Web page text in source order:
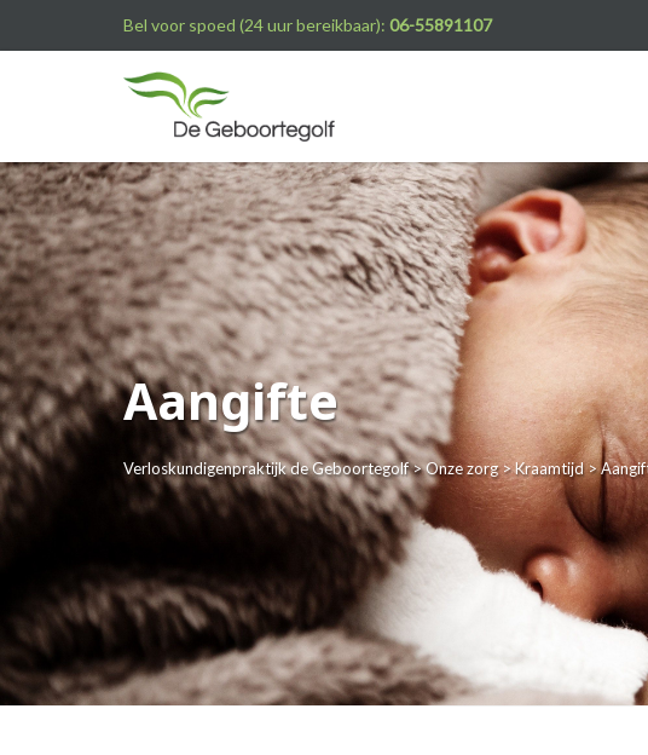
Bel voor spoed (24 uur bereikbaar): 06-55891107
Aangifte
Verloskundigenpraktijk de Geboortegolf>Onze zorg>Kraamtijd>